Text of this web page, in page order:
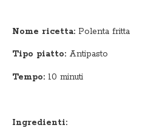
Nome ricetta: Polenta fritta
Tipo piatto: Antipasto
Tempo: 10 minuti
Ingredienti: